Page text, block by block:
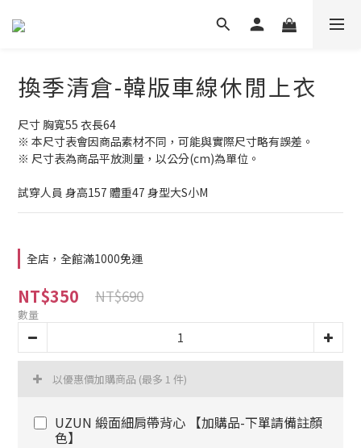
換季清倉-韓版車線休閒上衣
尺寸 胸寬55 衣長64
※ 本尺寸表會因商品素材不同，可能與實際尺寸略有誤差。
※ 尺寸表為商品平放測量，以公分(cm)為單位。
試穿人員 身高157 體重47 身型大S小M
全店，全館滿1000免運
NT$350 NT$690
數量
以優惠價加購商品 (最多 1 件)
UZUN 緞面細肩帶背心 【加購品-下單請備註顏
色】